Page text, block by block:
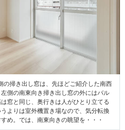
の掃き出し窓は、先ほどご紹介した南西
側の南東向き掃き出し窓の外にはバル
窓と同じ、奥行きは人がひとり立てる
よりは室外機置き場なので、気分転換
め。では、南東向きの眺望を・・・